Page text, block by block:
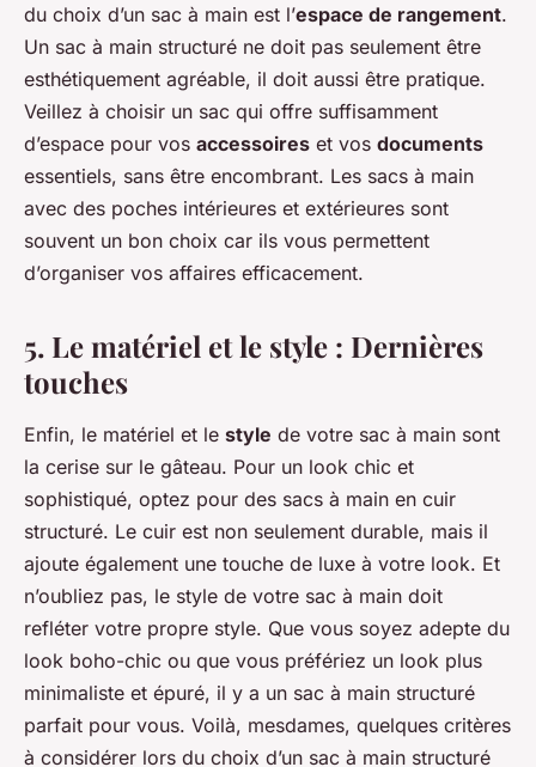
du choix d’un sac à main est l’espace de rangement.
Un sac à main structuré ne doit pas seulement être
esthétiquement agréable, il doit aussi être pratique.
Veillez à choisir un sac qui offre suffisamment
d’espace pour vos accessoires et vos documents
essentiels, sans être encombrant. Les sacs à main
avec des poches intérieures et extérieures sont
souvent un bon choix car ils vous permettent
d’organiser vos affaires efficacement.
5. Le matériel et le style : Dernières
touches
Enfin, le matériel et le style de votre sac à main sont
la cerise sur le gâteau. Pour un look chic et
sophistiqué, optez pour des sacs à main en cuir
structuré. Le cuir est non seulement durable, mais il
ajoute également une touche de luxe à votre look. Et
n’oubliez pas, le style de votre sac à main doit
refléter votre propre style. Que vous soyez adepte du
look boho-chic ou que vous préfériez un look plus
minimaliste et épuré, il y a un sac à main structuré
parfait pour vous. Voilà, mesdames, quelques critères
à considérer lors du choix d’un sac à main structuré